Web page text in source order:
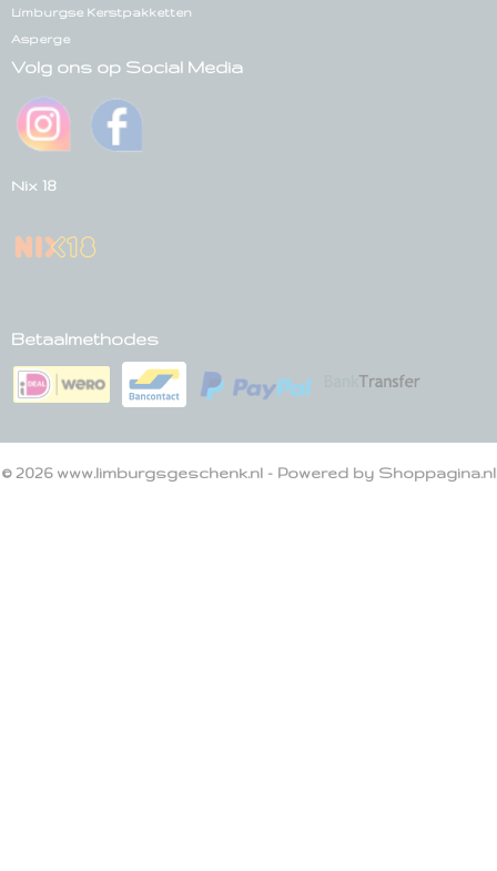
Limburgse Kerstpakketten
Asperge
Volg ons op Social Media
Nix 18
Betaalmethodes
© 2026 www.limburgsgeschenk.nl - Powered by Shoppagina.nl